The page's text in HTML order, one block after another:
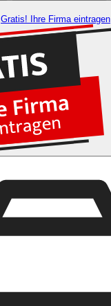
Gratis! Ihre Firma eintragen